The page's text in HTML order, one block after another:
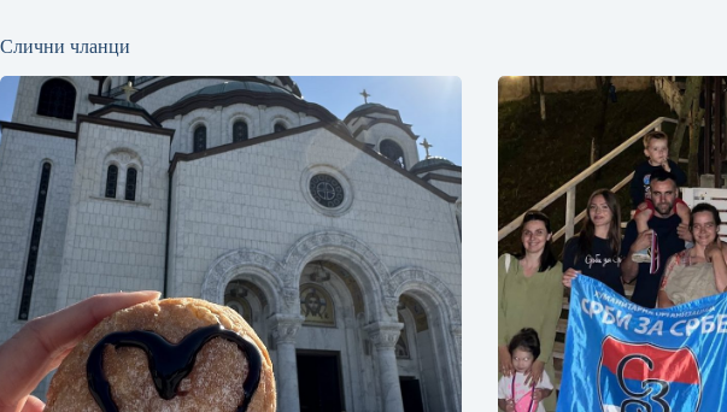
Слични чланци